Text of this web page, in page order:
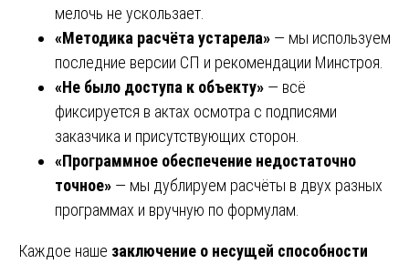
мелочь не ускользает.
«Методика расчёта устарела» — мы используем
последние версии СП и рекомендации Минстроя.
«Не было доступа к объекту» — всё
фиксируется в актах осмотра с подписями
заказчика и присутствующих сторон.
«Программное обеспечение недостаточно
точное» — мы дублируем расчёты в двух разных
программах и вручную по формулам.
Каждое наше заключение о несущей способности